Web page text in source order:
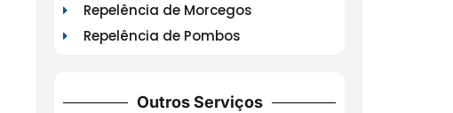
Repelência de Morcegos
Repelência de Pombos
Outros Serviços